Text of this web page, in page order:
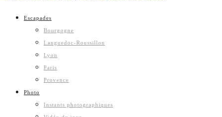
Escapades
Bourgogne
Languedoc-Roussillon
Lyon
Paris
Provence
Photo
Instants photographiques